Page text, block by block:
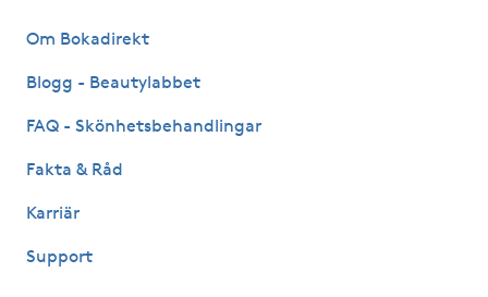
Ortobionomi
Osteopati
Om Bokadirekt
Blogg - Beautylabbet
FAQ - Skönhetsbehandlingar
Fakta & Råd
Karriär
Support